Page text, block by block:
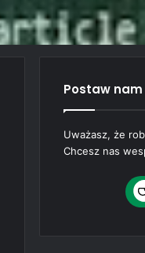
Postaw
Uważasz, że
Chcesz nas